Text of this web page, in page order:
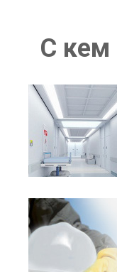
С кем